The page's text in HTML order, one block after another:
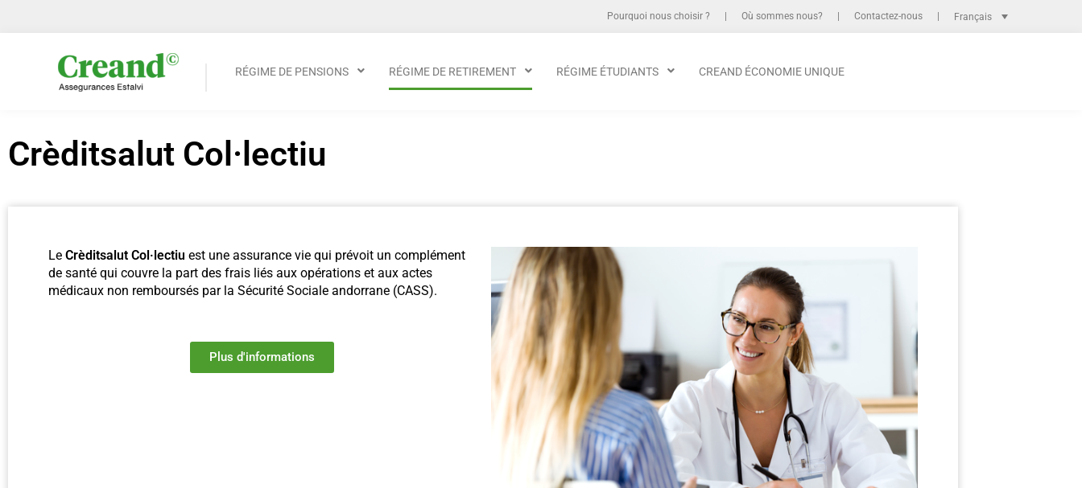
Pourquoi nous choisir ? Où sommes nous? Contactez-nous Français
RÉGIME DE PENSIONS RÉGIME DE RETIREMENT RÉGIME ÉTUDIANTS CREAND ÉCONOMIE UNIQUE
Crèditsalut Col·lectiu
Le Crèditsalut Col·lectiu est une assurance vie qui prévoit un complément
de santé qui couvre la part des frais liés aux opérations et aux actes
médicaux non remboursés par la Sécurité Sociale andorrane (CASS).
Plus d'informations